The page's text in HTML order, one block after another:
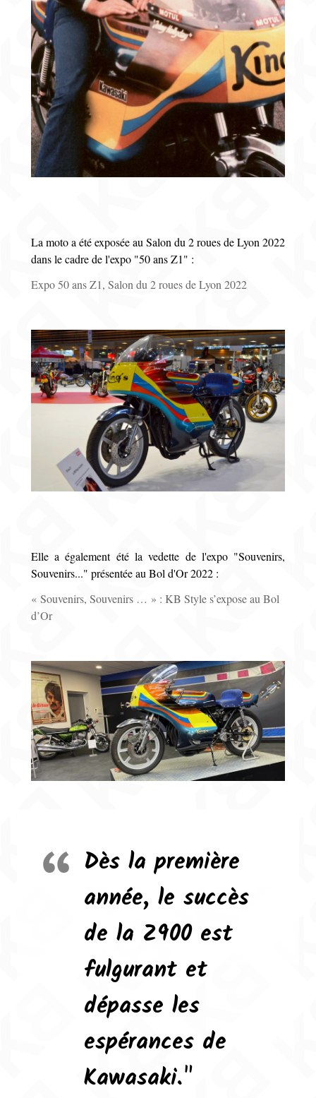
La moto a été exposée au Salon du 2 roues de Lyon 2022
dans le cadre de l'expo "50 ans Z1" :
Expo 50 ans Z1, Salon du 2 roues de Lyon 2022
Elle a également été la vedette de l'expo "Souvenirs,
Souvenirs..." présentée au Bol d'Or 2022 :
« Souvenirs, Souvenirs … » : KB Style s’expose au Bol
d’Or
Dès la première
année, le succès
de la Z900 est
fulgurant et
dépasse les
espérances de
Kawasaki."